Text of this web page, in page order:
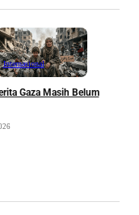
Internasional
Gaza Masih Belum